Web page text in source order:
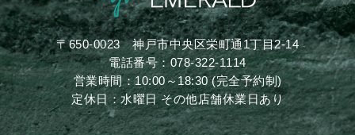
〒650-0023神戸市中央区栄町通1丁目2-14
電話番号：078-322-1114
営業時間：10:00～18:30 (完全予約制)
定休日：水曜日 その他店舗休業日あり